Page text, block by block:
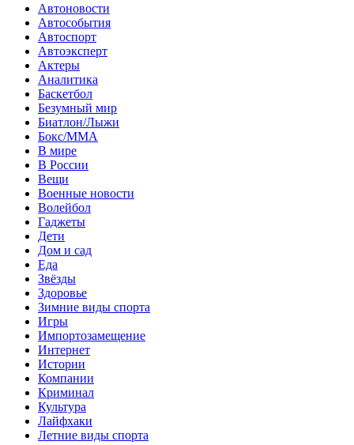
Автоновости
Автособытия
Автоспорт
Автоэксперт
Актеры
Аналитика
Баскетбол
Безумный мир
Биатлон/Лыжи
Бокс/MMA
В мире
В России
Вещи
Военные новости
Волейбол
Гаджеты
Дети
Дом и сад
Еда
Звёзды
Здоровье
Зимние виды спорта
Игры
Импортозамещение
Интернет
Истории
Компании
Криминал
Культура
Лайфхаки
Летние виды спорта